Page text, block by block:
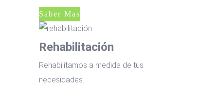
Saber Mas
Rehabilitación
Rehabilitamos a medida de tus
necesidades.